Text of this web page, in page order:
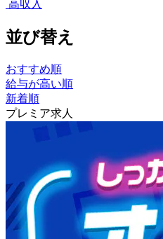
高収入
並び替え
おすすめ順
給与が高い順
新着順
プレミア求人